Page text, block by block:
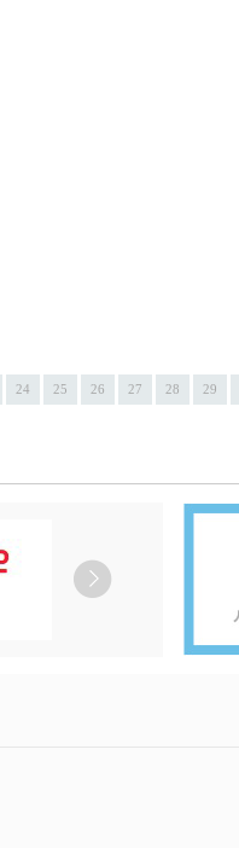
24 25 26 27 28 29